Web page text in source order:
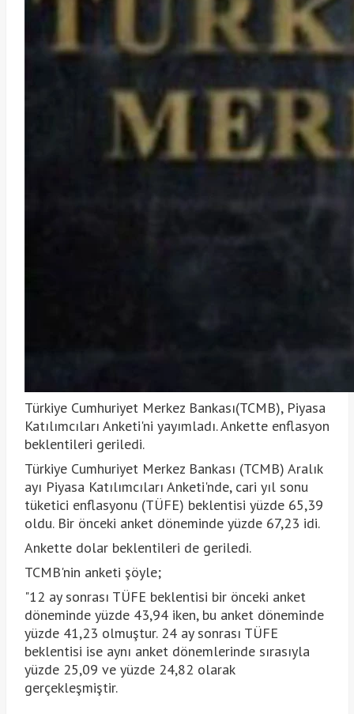
Türkiye Cumhuriyet Merkez Bankası(TCMB), Piyasa
Katılımcıları Anketi'ni yayımladı. Ankette enflasyon
beklentileri geriledi.
Türkiye Cumhuriyet Merkez Bankası (TCMB) Aralık
ayı Piyasa Katılımcıları Anketi'nde, cari yıl sonu
tüketici enflasyonu (TÜFE) beklentisi yüzde 65,39
oldu. Bir önceki anket döneminde yüzde 67,23 idi.
Ankette dolar beklentileri de geriledi.
TCMB'nin anketi şöyle;
"12 ay sonrası TÜFE beklentisi bir önceki anket
döneminde yüzde 43,94 iken, bu anket döneminde
yüzde 41,23 olmuştur. 24 ay sonrası TÜFE
beklentisi ise aynı anket dönemlerinde sırasıyla
yüzde 25,09 ve yüzde 24,82 olarak
gerçekleşmiştir.